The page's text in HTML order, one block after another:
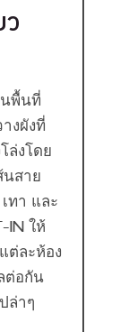
พื้นที่
งผังที่
ล่งโดย
นสาย
ทา และ
in ให้
ต่ละห้อง
ต่อกัน
ล่าๆ